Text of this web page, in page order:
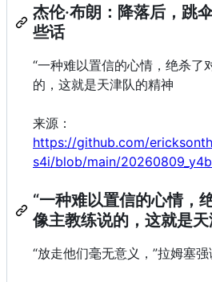
杰伦·布朗：降落后，跳
些话
“一种难以置信的心情，绝杀了
的，这就是天津队的精神
来源：
https://github.com/
s4i/blob/main/
“一种难以置信的心情，
像主教练说的，这就是
“放走他们毫无意义，”拉姆塞强